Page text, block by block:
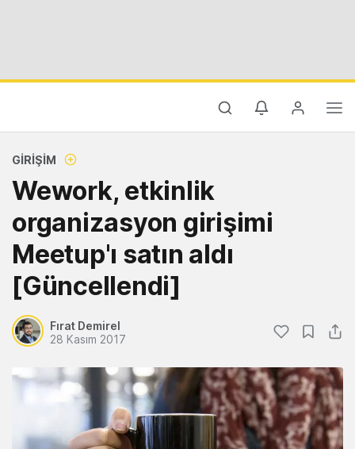
GIRIŞIM
Wework, etkinlik
organizasyon girişimi
Meetup'ı satın aldı
[Güncellendi]
Fırat Demirel
28 Kasım 2017